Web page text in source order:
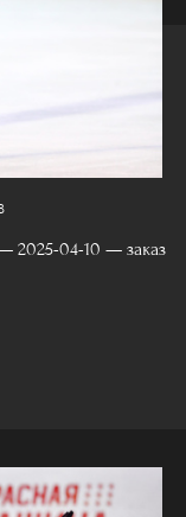
2025-04-10 — заказ